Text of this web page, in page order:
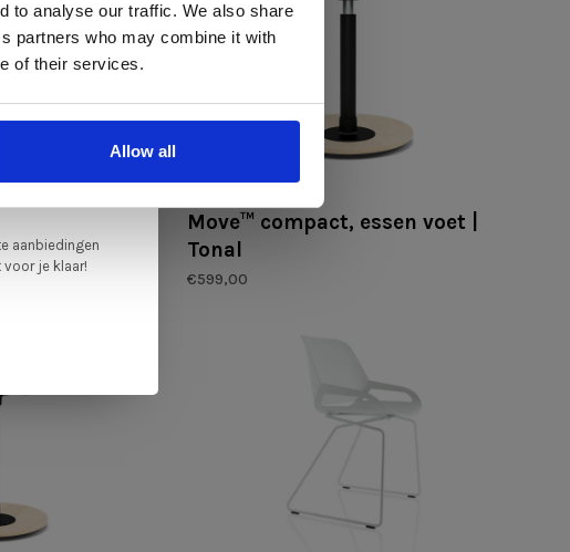
to analyse our traffic. We also share
partners who may combine it with
of their services.
Allow all
- vooraad
Move™ compact, essen voet |
Tonal
€599,00
van
voordelig
te stellen,
mag
aanbiedingen
je klaar!